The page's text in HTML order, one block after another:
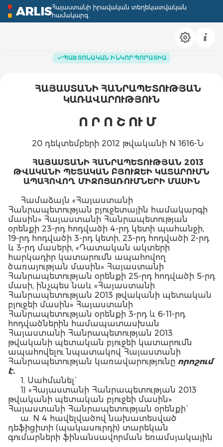
ARLISՀայաստանի իրավական տեղեկատվական
համակարգ
ՊԱՇՏՈՆԱԿԱՆ ԻՆԿՈՐՊՈՐԱՑԻԱ
ՀԱՅԱՍՏԱՆԻ ՀԱՆՐԱՊԵՏՈՒԹՅԱՆ
ԿԱՌԱՎԱՐՈՒԹՅՈՒՆ
Ո Ր Ո Շ ՈՒ Մ
20 դեկտեմբերի 2012 թվականի N 1616-Ն
ՀԱՅԱՍՏԱՆԻ ՀԱՆՐԱՊԵՏՈՒԹՅԱՆ 2013
ԹՎԱԿԱՆԻ ՊԵՏԱԿԱՆ ԲՅՈՒՋԵԻ ԿԱՏԱՐՈՒՄՆ
ԱՊԱՀՈՎՈՂ ՄԻՋՈՑԱՌՈՒՄՆԵՐԻ ՄԱՍԻՆ
Համաձայն «Հայաստանի
Հանրապետության բյուջետային համակարգի
մասին» Հայաստանի Հանրապետության
օրենքի 23-րդ հոդվածի 4-րդ կետի պահանջի,
19-րդ հոդվածի 3-րդ կետի, 23-րդ հոդվածի 2-րդ
և 3-րդ մասերի, «Դատական ակտերի
հարկադիր կատարումն ապահովող
ծառայության մասին» Հայաստանի
Հանրապետության օրենքի 25-րդ հոդվածի 5-րդ
մասի, ինչպես նաև «Հայաստանի
Հանրապետության 2013 թվականի պետական
բյուջեի մասին» Հայաստանի
Հանրապետության օրենքի 3-րդ և 6-11-րդ
հոդվածներին համապատասխան
Հայաստանի Հանրապետության 2013
թվականի պետական բյուջեի կատարումն
ապահովելու նպատակով Հայաստանի
Հանրապետության կառավարությունը որոշում
է.
1. Սահմանել`
1) «Հայաստանի Հանրապետության 2013
թվականի պետական բյուջեի մասին»
Հայաստանի Հանրապետության օրենքի`
ա. N 4 հավելվածով նախատեսված
դեֆիցիտի (պակասուրդի) տարեկան
գումարների ֆինանսավորման եռամսյակային